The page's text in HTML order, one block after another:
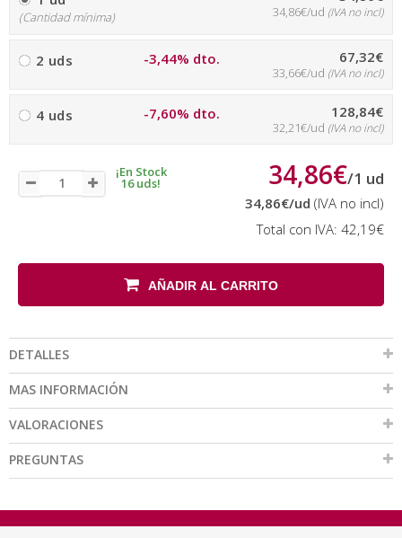
(Cantidad mínima) 34,86€/ud (IVA no incl)
2 uds -3,44% dto. 67,32€
33,66€/ud (IVA no incl)
4 uds -7,60% dto. 128,84€
32,21€/ud (IVA no incl)
¡En Stock
16 uds! 34,86€/1 ud
34,86€/ud (IVA no incl)
Total con IVA: 42,19€
AÑADIR AL CARRITO
DETALLES
MAS INFORMACIÓN
VALORACIONES
PREGUNTAS